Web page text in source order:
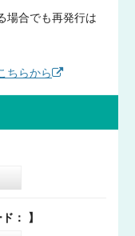
場合でも再発行は
ちらから
： 】